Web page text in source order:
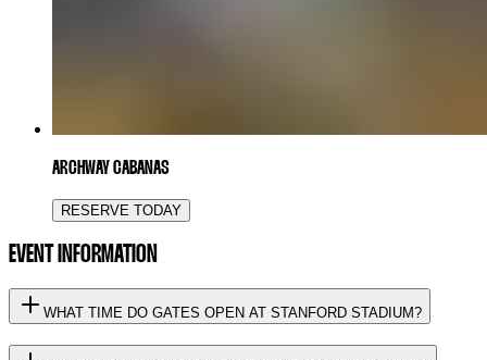
ARCHWAY CABANAS
RESERVE TODAY
EVENT INFORMATION
WHAT TIME DO GATES OPEN AT STANFORD STADIUM?